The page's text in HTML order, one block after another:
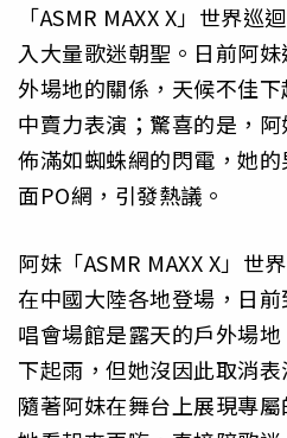
「ASMR MAXX X」世界
入大量歌迷朝聖。日前阿
外場地的關係，天候不佳
中賣力表演；驚喜的是，
佈滿如蜘蛛網的閃電，她
面PO網，引發熱議。
阿妹「ASMR MAXX X」世
在中國大陸各地登場，日
唱會場館是露天的戶外場
下起雨，但她沒因此取消
隨著阿妹在舞台上展現專